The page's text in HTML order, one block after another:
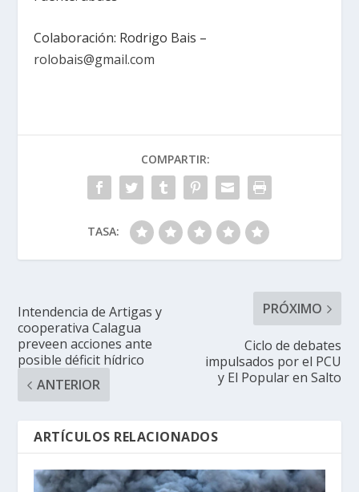
Colaboración: Rodrigo Bais –
rolobais@gmail.com
COMPARTIR:
TASA:
Intendencia de Artigas y
cooperativa Calagua
preveen acciones ante
posible déficit hídrico
ANTERIOR
PRÓXIMO
Ciclo de debates
impulsados por el PCU
y El Popular en Salto
ARTÍCULOS RELACIONADOS